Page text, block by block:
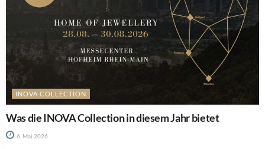
INOVA COLLECTION
Was die INOVA Collection in diesem Jahr bietet
6. Mai 2026